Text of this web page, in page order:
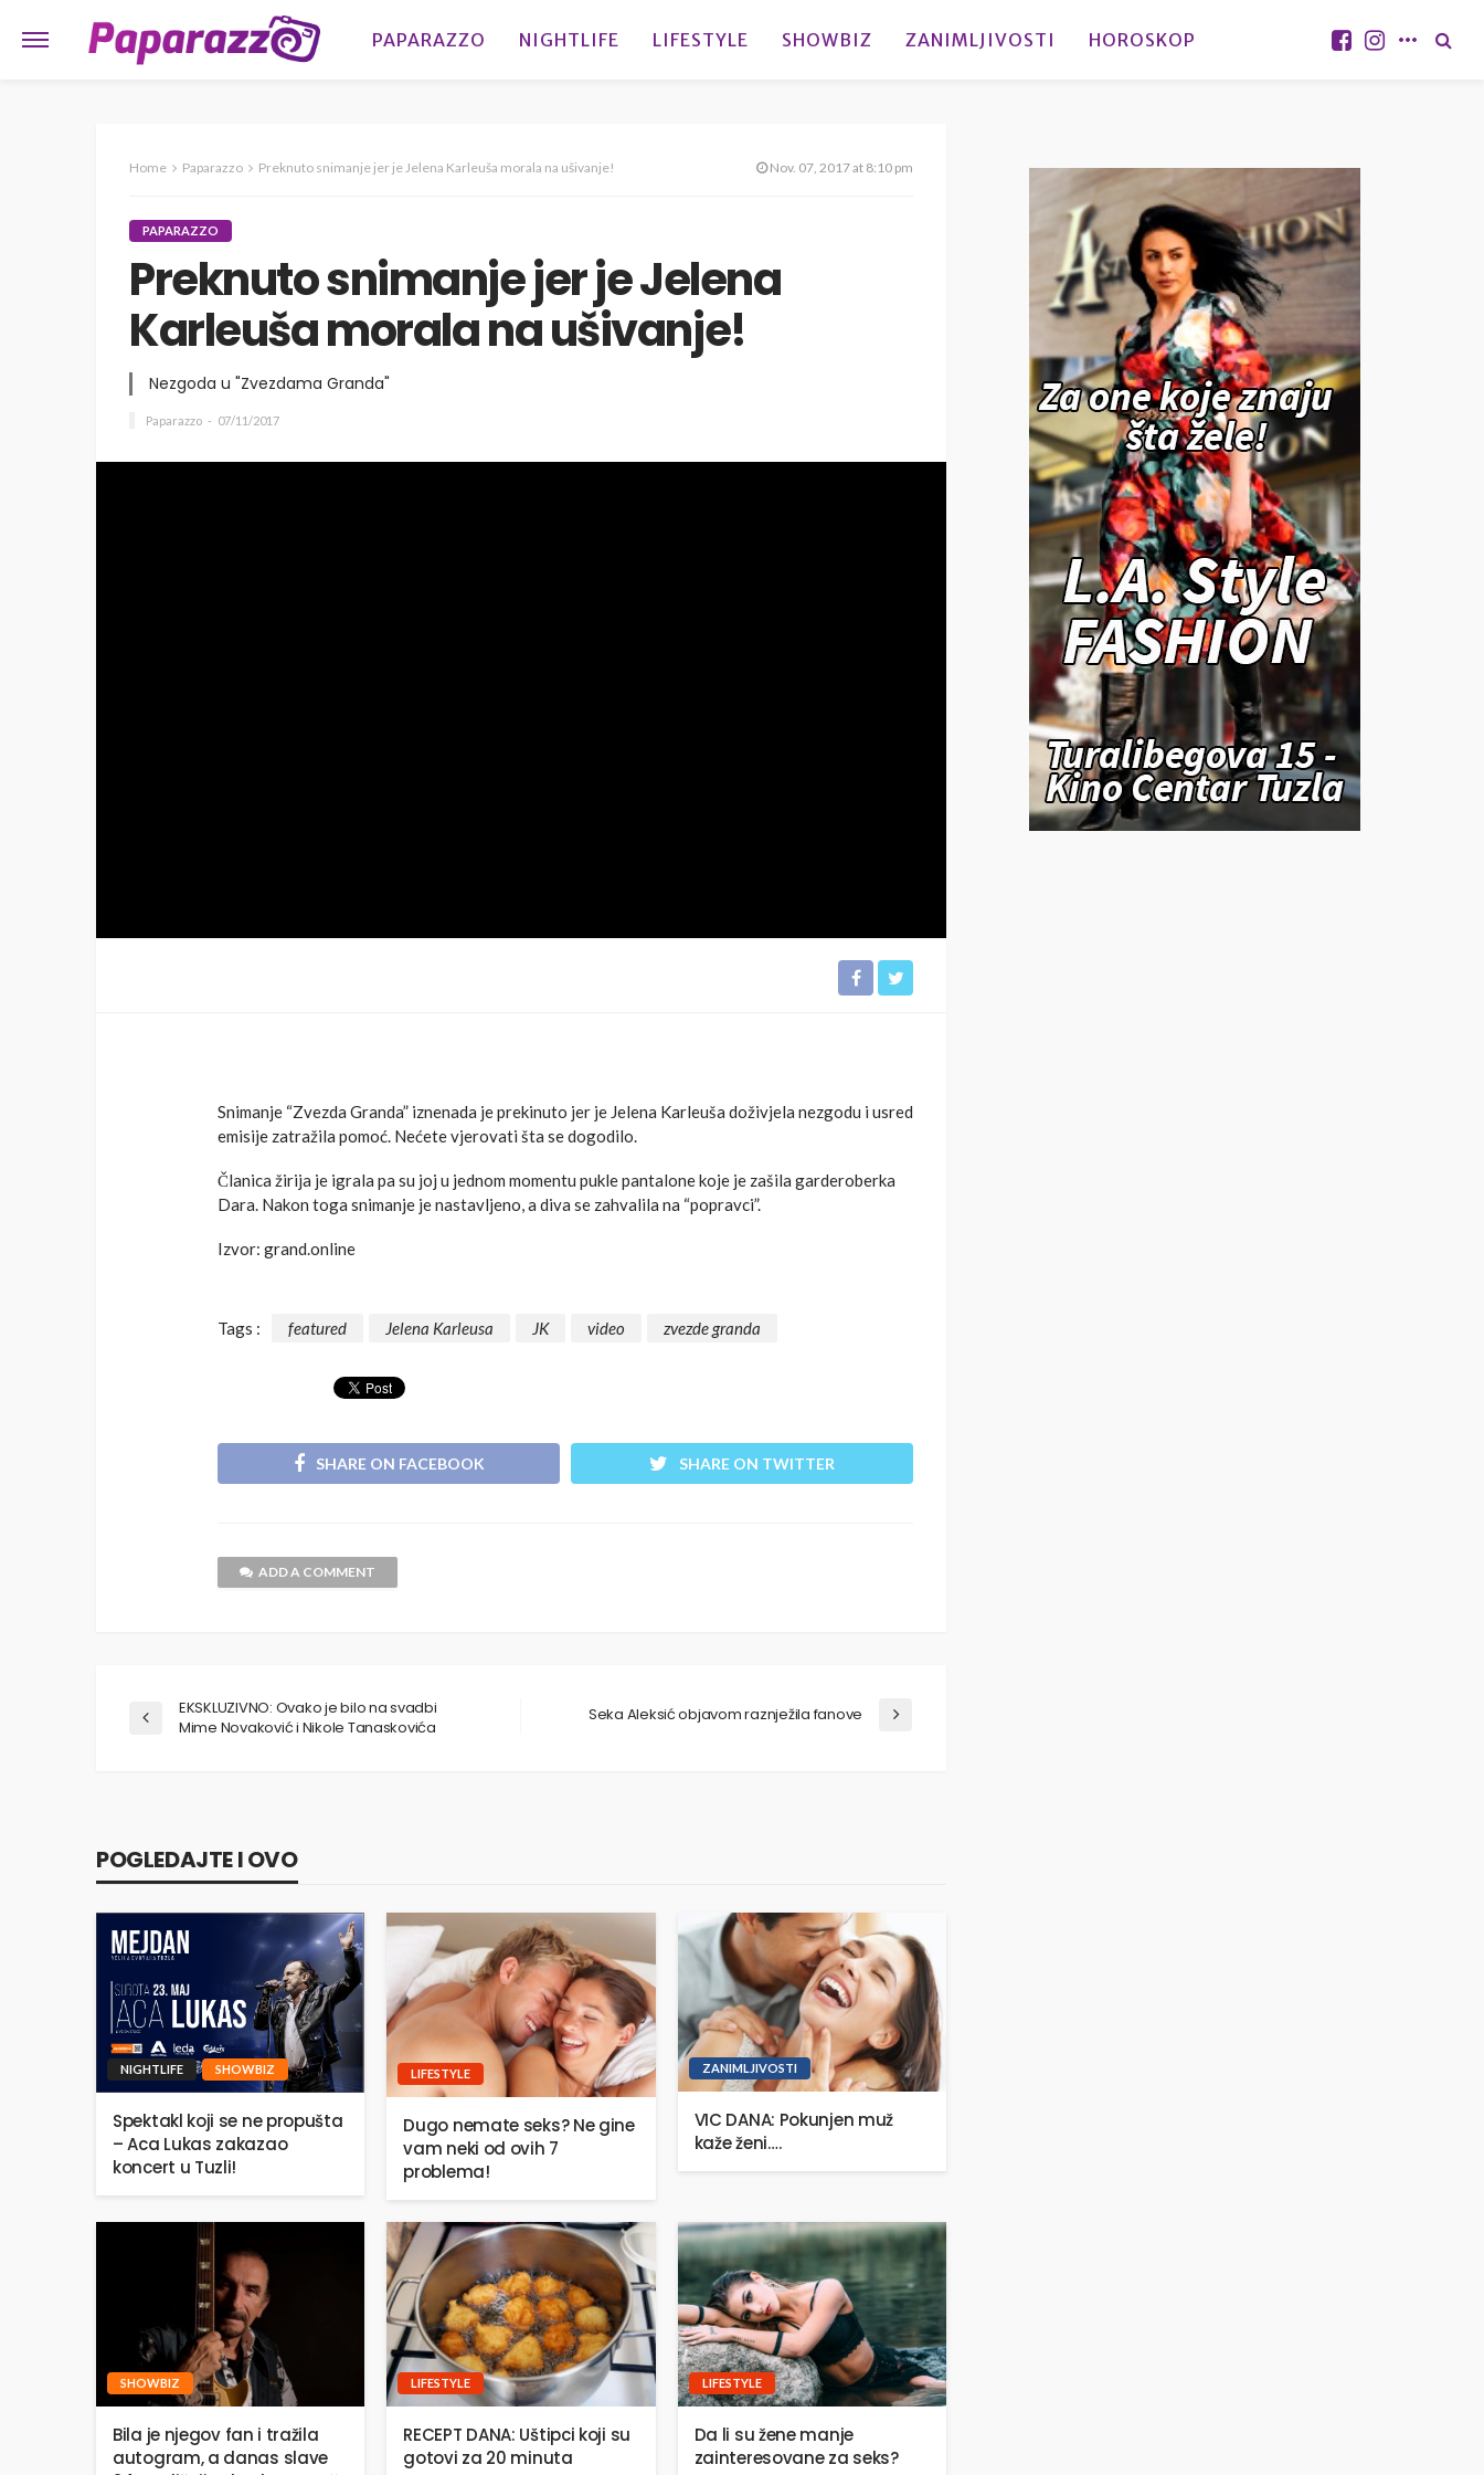
PAPARAZZO NIGHTLIFE LIFESTYLE SHOWBIZ ZANIMLJIVOSTI HOROSKOP
Home Paparazzo Preknuto snimanje jer je Jelena Karleuša morala na ušivanje! Nov. 07, 2017 at 8:10 pm
PAPARAZZO
Preknuto snimanje jer je Jelena
Karleuša morala na ušivanje!
Nezgoda u "Zvezdama Granda"
Paparazzo 07/11/2017
Snimanje “Zvezda Granda” iznenada je prekinuto jer je Jelena Karleuša doživjela nezgodu i usred
emisije zatražila pomoć. Nećete vjerovati šta se dogodilo.
Članica žirija je igrala pa su joj u jednom momentu pukle pantalone koje je zašila garderoberka
Dara. Nakon toga snimanje je nastavljeno, a diva se zahvalila na “popravci”.
Izvor: grand.online
Tags : featured Jelena Karleusa JK video zvezde granda
SHARE ON FACEBOOK SHARE ON TWITTER
ADD A COMMENT
EKSKLUZIVNO: Ovako je bilo na svadbi
Mime Novaković i Nikole Tanaskovića
Seka Aleksić objavom raznježila fanove
POGLEDAJTE I OVO
NIGHTLIFE SHOWBIZ
Spektakl koji se ne propušta
– Aca Lukas zakazao
koncert u Tuzli!
LIFESTYLE
Dugo nemate seks? Ne gine
vam neki od ovih 7
problema!
ZANIMLJIVOSTI
VIC DANA: Pokunjen muž
kaže ženi….
SHOWBIZ
Bila je njegov fan i tražila
autogram, a danas slave
LIFESTYLE
RECEPT DANA: Uštipci koji su
gotovi za 20 minuta
LIFESTYLE
Da li su žene manje
zainteresovane za seks?